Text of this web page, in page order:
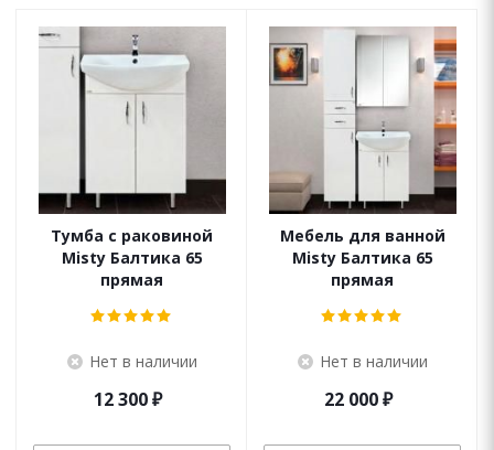
Тумба с раковиной
Misty Балтика 65
прямая
Нет в наличии
12 300₽
Мебель для ванной
Misty Балтика 65
прямая
Нет в наличии
22 000₽